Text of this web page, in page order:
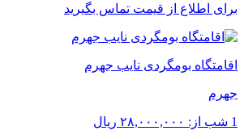
برای اطلاع از قیمت تماس بگیرید
اقامتگاه بومگردی نایب جهرم
جهرم
1 شب از: ۲۸,۰۰۰,۰۰۰ ریال